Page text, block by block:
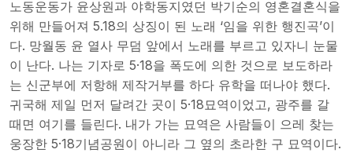
노동운동가 윤상원과 야학동지였던 박기순의 영혼결혼식을
위해 만들어져 5.18의 상징이 된 노래 ‘임을 위한 행진곡’이
다. 망월동 윤 열사 무덤 앞에서 노래를 부르고 있자니 눈물
이 난다. 나는 기자로 5·18을 폭도에 의한 것으로 보도하라
는 신군부에 저항해 제작거부를 하다 유학을 떠나야 했다.
귀국해 제일 먼저 달려간 곳이 5·18묘역이었고, 광주를 갈
때면 여기를 들린다. 내가 가는 묘역은 사람들이 으레 찾는
웅장한 5·18기념공원이 아니라 그 옆의 초라한 구 묘역이다.